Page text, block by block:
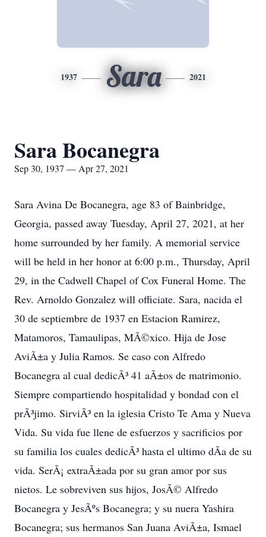
1937 Sara 2021
Sara Bocanegra
Sep 30, 1937 — Apr 27, 2021
Sara Avina De Bocanegra, age 83 of Bainbridge,
Georgia, passed away Tuesday, April 27, 2021, at her
home surrounded by her family. A memorial service
will be held in her honor at 6:00 p.m., Thursday, April
29, in the Cadwell Chapel of Cox Funeral Home. The
Rev. Arnoldo Gonzalez will officiate. Sara, nacida el
30 de septiembre de 1937 en Estacion Ramirez,
Matamoros, Tamaulipas, MÃ©xico. Hija de Jose
AviÃ±a y Julia Ramos. Se caso con Alfredo
Bocanegra al cual dedicÃ³ 41 aÃ±os de matrimonio.
Siempre compartiendo hospitalidad y bondad con el
prÃ³jimo. SirviÃ³ en la iglesia Cristo Te Ama y Nueva
Vida. Su vida fue llene de esfuerzos y sacrificios por
su familia los cuales dedicÃ³ hasta el ultimo dÃ­a de su
vida. SerÃ¡ extraÃ±ada por su gran amor por sus
nietos. Le sobreviven sus hijos, JosÃ© Alfredo
Bocanegra y JesÃºs Bocanegra; y su nuera Yashira
Bocanegra; sus hermanos San Juana AviÃ±a, Ismael